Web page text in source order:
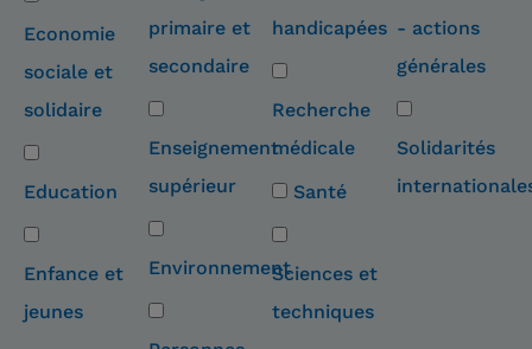
Economie
sociale et
solidaire
Education
Enfance et
jeunes
primaire et
secondaire
Enseignement
supérieur
Environnement
handicapées
Recherche
médicale
Santé
Sciences et
techniques
- actions
générales
Solidarités